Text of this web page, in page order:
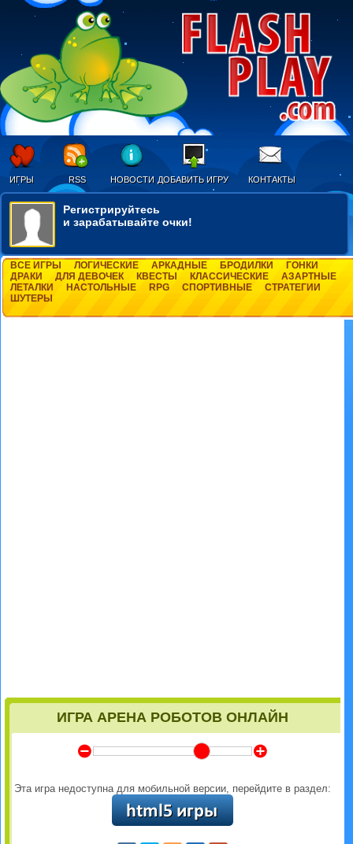
ИГРЫ RSS НОВОСТИ ДОБАВИТЬ ИГРУ КОНТАКТЫ
Регистрируйтесь
и зарабатывайте очки!
ВСЕ ИГРЫ ЛОГИЧЕСКИЕ АРКАДНЫЕ БРОДИЛКИ
ГОНКИ
ДРАКИ
ДЛЯ ДЕВОЧЕК КВЕСТЫ КЛАССИЧЕСКИЕ
АЗАРТНЫЕ
ЛЕТАЛКИ
НАСТОЛЬНЫЕ RPG СПОРТИВНЫЕ
СТРАТЕГИИ
ШУТЕРЫ
ИГРА АРЕНА РОБОТОВ ОНЛАЙН
Y Z
Эта игра недоступна для мобильной версии, перейдите в раздел: